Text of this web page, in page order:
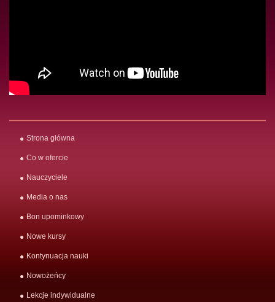
Strona główna
Co w ofercie
Nauczyciele
Media o nas
Bon upominkowy
Nowe kursy
Kontynuacja nauki
Nowożeńcy
Lekcje indywidualne